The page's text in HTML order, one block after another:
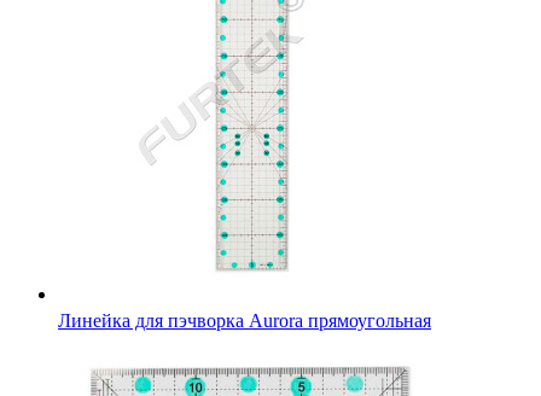
Линейка для пэчворка Aurora прямоугольная